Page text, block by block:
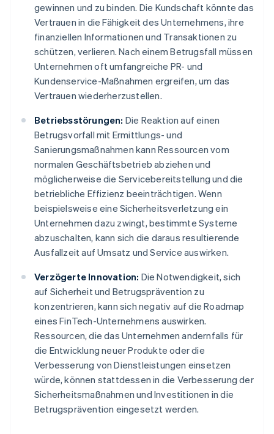
gewinnen und zu binden. Die Kundschaft könnte das
Vertrauen in die Fähigkeit des Unternehmens, ihre
finanziellen Informationen und Transaktionen zu
schützen, verlieren. Nach einem Betrugsfall müssen
Unternehmen oft umfangreiche PR- und
Kundenservice-Maßnahmen ergreifen, um das
Vertrauen wiederherzustellen.
Betriebsstörungen: Die Reaktion auf einen
Betrugsvorfall mit Ermittlungs- und
Sanierungsmaßnahmen kann Ressourcen vom
normalen Geschäftsbetrieb abziehen und
möglicherweise die Servicebereitstellung und die
betriebliche Effizienz beeinträchtigen. Wenn
beispielsweise eine Sicherheitsverletzung ein
Unternehmen dazu zwingt, bestimmte Systeme
abzuschalten, kann sich die daraus resultierende
Ausfallzeit auf Umsatz und Service auswirken.
Verzögerte Innovation: Die Notwendigkeit, sich
auf Sicherheit und Betrugsprävention zu
konzentrieren, kann sich negativ auf die Roadmap
eines FinTech-Unternehmens auswirken.
Ressourcen, die das Unternehmen andernfalls für
die Entwicklung neuer Produkte oder die
Verbesserung von Dienstleistungen einsetzen
würde, können stattdessen in die Verbesserung der
Sicherheitsmaßnahmen und Investitionen in die
Betrugsprävention eingesetzt werden.